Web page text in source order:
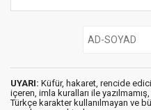
UYARI: Küfür, hakaret, rencide
içeren, imla kuralları ile yazılmamış,
Türkçe karakter kullanılmayan ve